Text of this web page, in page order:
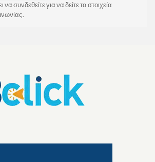
να συνδεθείτε για να δείτε τα στοιχεία